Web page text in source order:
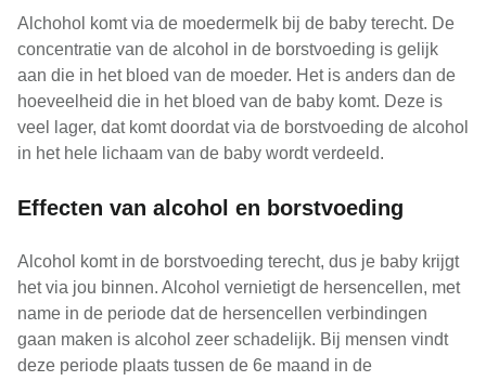
Alchohol komt via de moedermelk bij de baby terecht. De
concentratie van de alcohol in de borstvoeding is gelijk
aan die in het bloed van de moeder. Het is anders dan de
hoeveelheid die in het bloed van de baby komt. Deze is
veel lager, dat komt doordat via de borstvoeding de alcohol
in het hele lichaam van de baby wordt verdeeld.
Effecten van alcohol en borstvoeding
Alcohol komt in de borstvoeding terecht, dus je baby krijgt
het via jou binnen. Alcohol vernietigt de hersencellen, met
name in de periode dat de hersencellen verbindingen
gaan maken is alcohol zeer schadelijk. Bij mensen vindt
deze periode plaats tussen de 6e maand in de